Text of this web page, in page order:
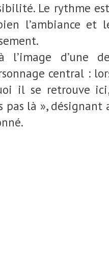
Le rythme
l’ambiance
d’une
central :
il se retrouve
pas là », désignant